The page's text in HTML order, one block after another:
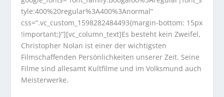
tyle:400%20regular%3A400%3Anormal“
css=“.vc_custom_1598282484493{margin-bottom: 15px
!important;}“][vc_column_text]Es besteht kein Zweifel,
Christopher Nolan ist einer der wichtigsten
Filmschaffenden Persönlichkeiten unserer Zeit. Seine
Filme sind allesamt Kultfilme und im Volksmund auch
Meisterwerke.